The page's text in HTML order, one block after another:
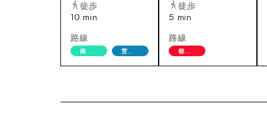
徒歩
10 min
路線
徒歩
5 min
路線